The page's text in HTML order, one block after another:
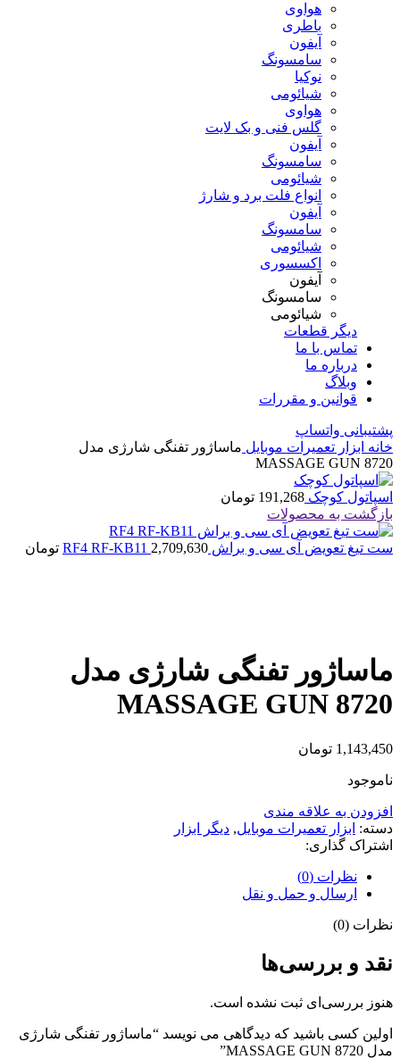
هواوی
باطری
آیفون
سامسونگ
نوکیا
شیائومی
هواوی
گلس فنی و بک لایت
آیفون
سامسونگ
شیائومی
انواع فلت برد و شارژ
آیفون
سامسونگ
شیائومی
اکسسوری
آیفون
سامسونگ
شیائومی
دیگر قطعات
تماس با ما
درباره ما
وبلاگ
قوانین و مقررات
پشتیبانی واتساپ
خانه ابزار تعمیرات موبایل ماساژور تفنگی شارژی مدل
MASSAGE GUN 8720
اسپاتول کوچک 191,268 تومان
بازگشت به محصولات
ست تیغ تعویض آی سی و براش RF4 RF-KB11 2,709,630
تومان
ماساژور تفنگی شارژی مدل
MASSAGE GUN 8720
1,143,450 تومان
ناموجود
افزودن به علاقه مندی
دسته: ابزار تعمیرات موبایل, دیگر ابزار
اشتراک گذاری:
نظرات (0)
ارسال و حمل و نقل
نظرات (0)
نقد و بررسی‌ها
هنوز بررسی‌ای ثبت نشده است.
اولین کسی باشید که دیدگاهی می نویسد “ماساژور تفنگی شارژی
مدل MASSAGE GUN 8720”